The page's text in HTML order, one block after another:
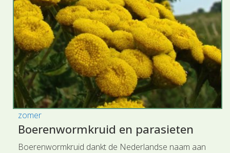
zomer
Boerenwormkruid en parasieten
Boerenwormkruid dankt de Nederlandse naam aan